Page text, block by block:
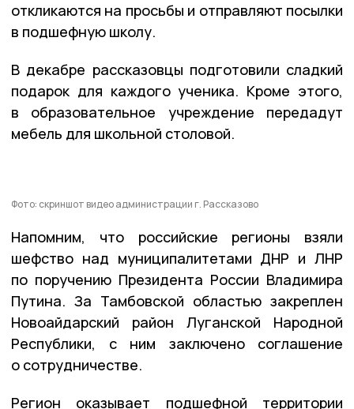
откликаются на просьбы и отправляют посылки
в подшефную школу.
В декабре рассказовцы подготовили сладкий
подарок для каждого ученика. Кроме этого,
в образовательное учреждение передадут
мебель для школьной столовой.
Фото: скриншот видео администрации г. Рассказово
Напомним, что российские регионы взяли
шефство над муниципалитетами ДНР и ЛНР
по поручению Президента России Владимира
Путина. За Тамбовской областью закреплен
Новоайдарский район Луганской Народной
Республики, с ним заключено соглашение
о сотрудничестве.
Регион оказывает подшефной территории